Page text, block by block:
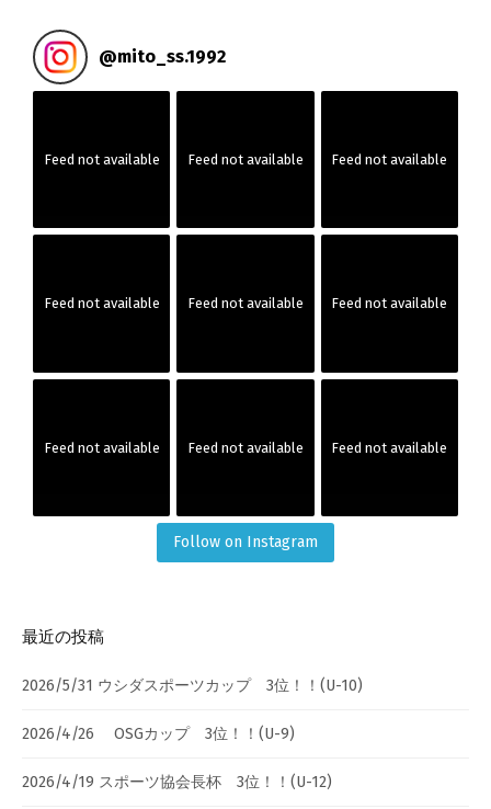
ー
シ
ョ
@mito_ss.1992
Feed not available Feed not available Feed not available
Feed not available Feed not available Feed not available
Feed not available Feed not available Feed not available
Follow on Instagram
最近の投稿
2026/5/31 ウシダスポーツカップ 3位！！(U-10)
2026/4/26 OSGカップ 3位！！(U-9)
2026/4/19 スポーツ協会長杯 3位！！(U-12)